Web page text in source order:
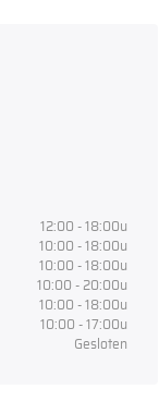
12:00 - 18:00u
10:00 - 18:00u
10:00 - 18:00u
10:00 - 20:00u
10:00 - 18:00u
10:00 - 17:00u
Gesloten